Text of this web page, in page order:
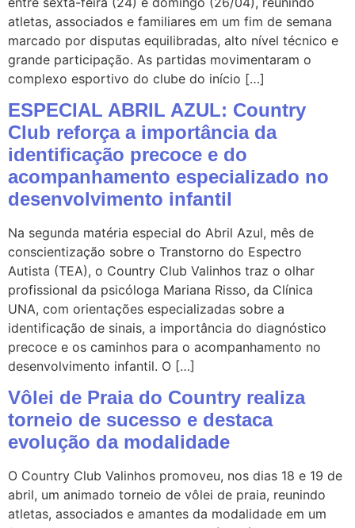
atletas, associados e familiares em um fim de semana
marcado por disputas equilibradas, alto nível técnico e
grande participação. As partidas movimentaram o
complexo esportivo do clube do início […]
ESPECIAL ABRIL AZUL: Country
Club reforça a importância da
identificação precoce e do
acompanhamento especializado no
desenvolvimento infantil
Na segunda matéria especial do Abril Azul, mês de
conscientização sobre o Transtorno do Espectro
Autista (TEA), o Country Club Valinhos traz o olhar
profissional da psicóloga Mariana Risso, da Clínica
UNA, com orientações especializadas sobre a
identificação de sinais, a importância do diagnóstico
precoce e os caminhos para o acompanhamento no
desenvolvimento infantil. O […]
Vôlei de Praia do Country realiza
torneio de sucesso e destaca
evolução da modalidade
O Country Club Valinhos promoveu, nos dias 18 e 19 de
abril, um animado torneio de vôlei de praia, reunindo
atletas, associados e amantes da modalidade em um